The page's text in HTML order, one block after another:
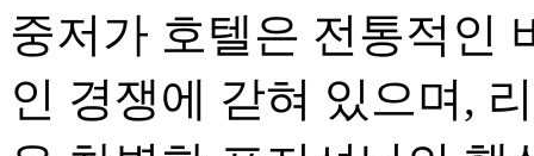
중저가 호텔은 전통적인
인 경쟁에 갇혀 있으며,